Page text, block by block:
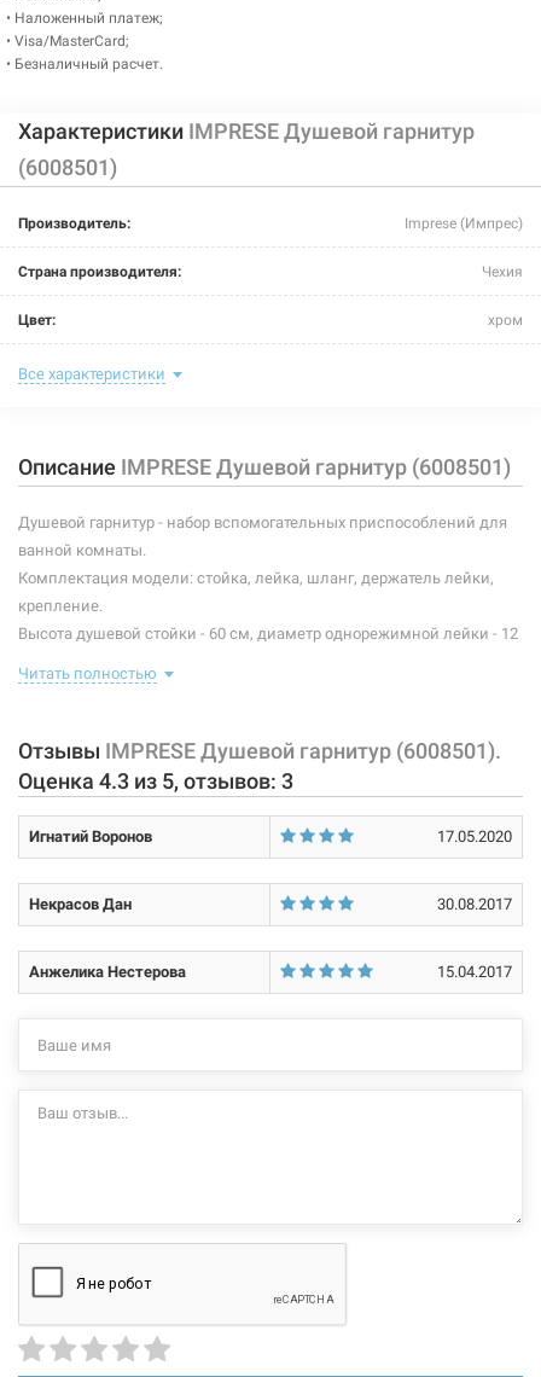
• Наложенный платеж;
• Visa/MasterCard;
• Безналичный расчет.
Характеристики IMPRESE Душевой гарнитур
(6008501)
Производитель: Imprese (Импрес)
Страна производителя: Чехия
Цвет: хром
Комплектация:
Покрытие корпусных деталей: хромированное
Все характеристики
Описание IMPRESE Душевой гарнитур (6008501)
Душевой гарнитур - набор вспомогательных приспособлений для
ванной комнаты.
Комплектация модели: стойка, лейка, шланг, держатель лейки,
крепление.
Высота душевой стойки - 60 см, диаметр однорежимной лейки - 12
внесенные производителем изменения, магазин ответственности
не несет.
Читать полностью
Отзывы IMPRESE Душевой гарнитур (6008501).
Оценка 4.3 из 5, отзывов: 3
Игнатий Воронов 17.05.2020
Некрасов Дан 30.08.2017
Анжелика Нестерова 15.04.2017